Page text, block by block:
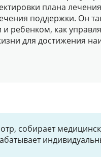
плана
поддержки. Он
и ребенком, как
для достижения
собирает